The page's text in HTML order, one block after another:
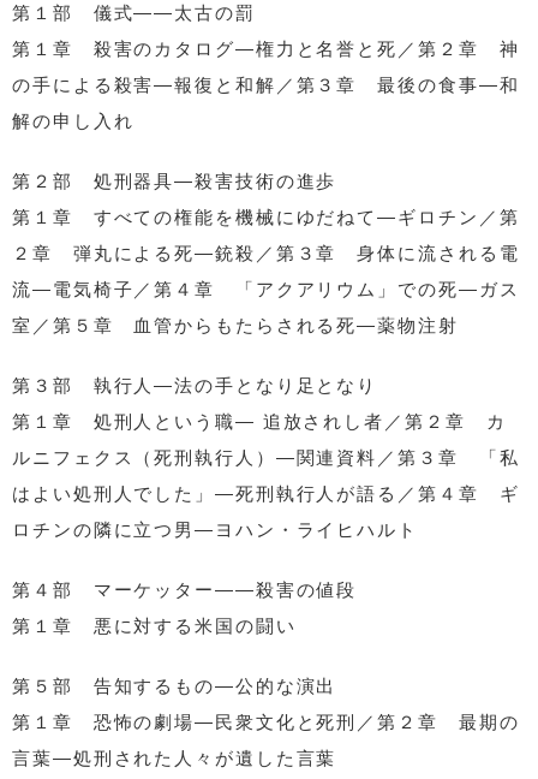
第１部 儀式――太古の罰
第１章 殺害のカタログ―権力と名誉と死／第２章 神
の手による殺害―報復と和解／第３章 最後の食事―和
解の申し入れ
第２部 処刑器具―殺害技術の進歩
第１章 すべての権能を機械にゆだねて―ギロチン／第
２章 弾丸による死―銃殺／第３章 身体に流される電
流―電気椅子／第４章 「アクアリウム」での死―ガス
室／第５章 血管からもたらされる死―薬物注射
第３部 執行人―法の手となり足となり
第１章 処刑人という職― 追放されし者／第２章 カ
ルニフェクス（死刑執行人）―関連資料／第３章 「私
はよい処刑人でした」―死刑執行人が語る／第４章 ギ
ロチンの隣に立つ男―ヨハン・ライヒハルト
第４部 マーケッター――殺害の値段
第１章 悪に対する米国の闘い
第５部 告知するもの―公的な演出
第１章 恐怖の劇場―民衆文化と死刑／第２章 最期の
言葉―処刑された人々が遺した言葉